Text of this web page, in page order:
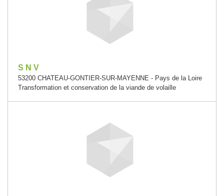
S N V
53200 CHATEAU-GONTIER-SUR-MAYENNE - Pays de la Loire
Transformation et conservation de la viande de volaille